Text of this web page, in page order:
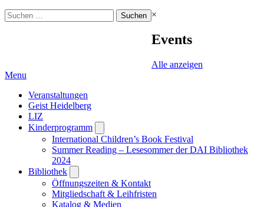
Suchen
nach:
×
Events
Alle anzeigen
Menu
Veranstaltungen
Geist Heidelberg
LIZ
Kinderprogramm
submenu
International Children’s Book Festival
Summer Reading – Lesesommer der DAI Bibliothek
2024
Bibliothek
submenu
Öffnungszeiten & Kontakt
Mitgliedschaft & Leihfristen
Katalog & Medien